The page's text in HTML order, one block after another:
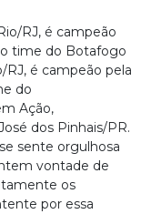
RJ, é campeão pela
do
Ação,
dos Pinhais/PR.
sente orgulhosa
vontade de
os
por essa